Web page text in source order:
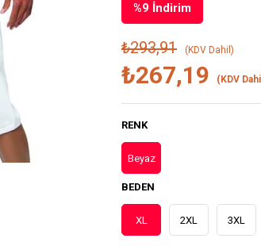
%9 İndirim
₺293,91 (KDV Dahil)
₺267,19 (KDV
RENK
Beyaz
BEDEN
XL 2XL 3XL